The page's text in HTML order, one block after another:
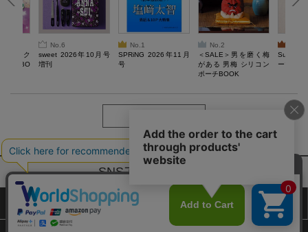
るスク
ぷにBO
No.6
sweet 2026年10月号
増刊
No.1
SPRiNG 2026年11月
号
No.2
＜SALE＞男を磨く梅
がある 男梅 シリコン
ポーチBOOK
ーツチャ
SNSアカウントー覧
サイトマップ 公式通販ご利用ガイド